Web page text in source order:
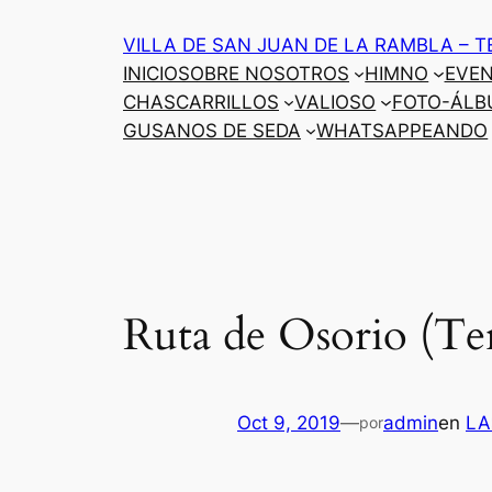
VILLA DE SAN JUAN DE LA RAMBLA –
INICIOSOBRE NOSOTROS HIMNO
CHASCARRILLOS
VALIOSO FOTO-
GUSANOS DE SEDA
WHATSAPPEANDO
Ruta de Osorio
Oct 9, 2019—poradminen